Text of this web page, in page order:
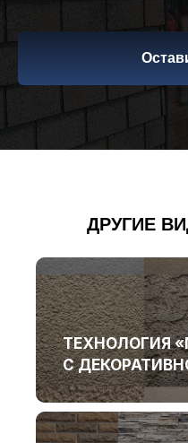
ДРУГИЕ
ТЕХНОЛОГИЯ
С
«Нажимая на кнопку, Вы
на обработку
соглашаетесь c политикой
конфиденциальности».
НАШИ УСЛУГИ
Цены
Проектирование
Фундамент под ключ
Осмотр дома перед
покупкой
Кровля